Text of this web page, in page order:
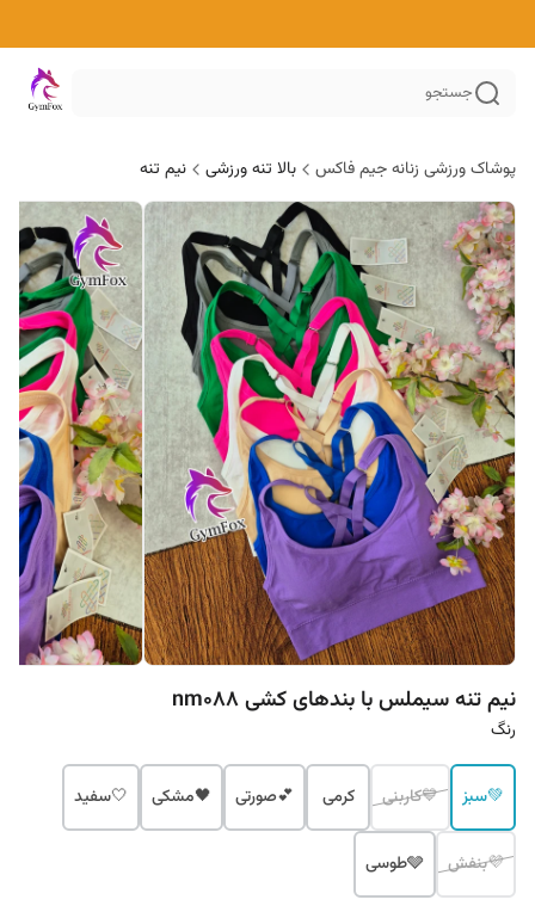
جستجو
پوشاک ورزشی زنانه جیم فاکس بالا تنه ورزشی نیم تنه
نیم تنه سیملس با بندهای کشی nm088
رنگ
💚سبز 💙کاربنی کرمی 💕صورتی 🖤مشکی 🤍سفید
💜بنفش 🩶طوسی